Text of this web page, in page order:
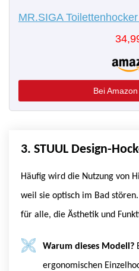
Bei
3. STUUL Design-
Häufig wird die Nutzung von
weil sie optisch im Bad
für alle, die Ästhetik und
Warum dieses Modell?
ergonomischen